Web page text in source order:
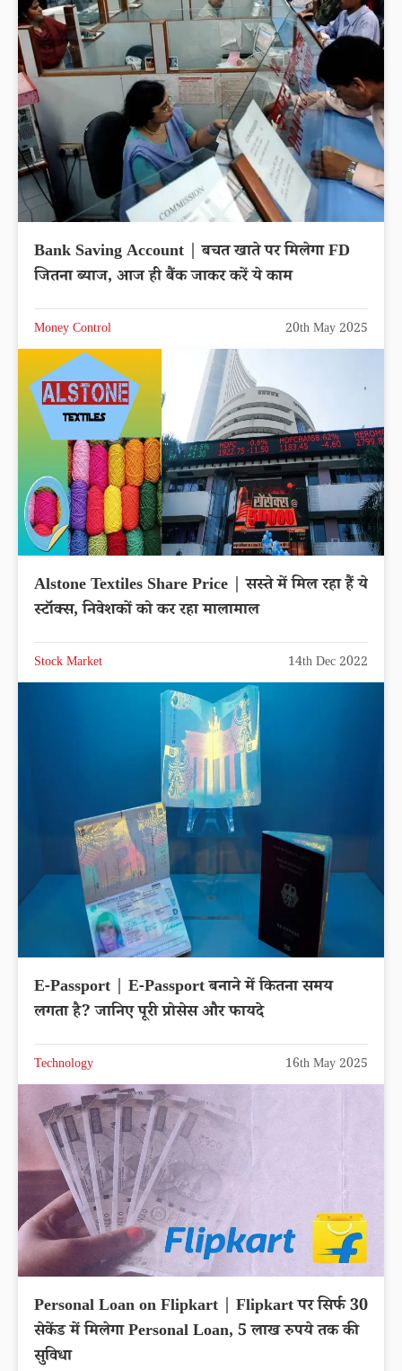
Bank Saving Account | बचत खाते पर मिलेगा FD
जितना ब्याज, आज ही बैंक जाकर करें ये काम
Money Control 20th May 2025
Alstone Textiles Share Price | सस्ते में मिल रहा हैं ये
स्टॉक्स, निवेशकों को कर रहा मालामाल
Stock Market 14th Dec 2022
E-Passport | E-Passport बनाने में कितना समय
लगता है? जानिए पूरी प्रोसेस और फायदे
Technology 16th May 2025
Personal Loan on Flipkart | Flipkart पर सिर्फ 30
सेकेंड में मिलेगा Personal Loan, 5 लाख रुपये तक की
सुविधा